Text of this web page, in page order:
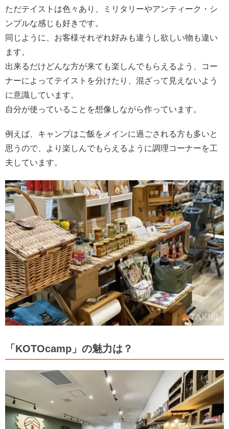
ただテイストは色々あり、ミリタリーやアンティーク・シ
ンプルな感じも好きです。
同じように、お客様それぞれ好みも違うし欲しい物も違い
ます。
出来るだけどんな方が来ても楽しんでもらえるよう、コー
ナーによってテイストを分けたり、混ざって見えないよう
に意識しています。
自分が使っていることを想像しながら作っています。
例えば、キャンプはご飯をメインに過ごされる方も多いと
思うので、より楽しんでもらえるように調理コーナーを工
夫しています。
「KOTOcamp」の魅力は？